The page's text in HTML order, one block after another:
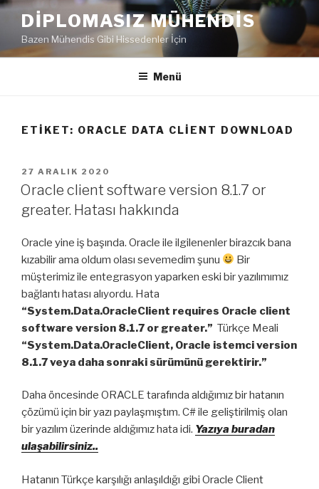
İçeriğe
DIPLOMASIZ MÜHENDIS
Bazen Mühendis Gibi Hissedenler İçin
Menü
ETIKET: ORACLE DATA CLIENT DOWNLOAD
YAYIM
TARIHI
27 ARALIK 2020
Oracle client software version 8.1.7 or
greater. Hatası hakkında
Oracle yine iş başında. Oracle ile ilgilenenler birazcık bana
kızabilir ama oldum olası sevemedim şunu
Bir
müşterimiz ile entegrasyon yaparken eski bir yazılımımız
bağlantı hatası alıyordu. Hata
“System.Data.OracleClient requires Oracle client
software version 8.1.7 or greater.” Türkçe Meali
“System.Data.OracleClient, Oracle istemci version
8.1.7 veya daha sonraki sürümünü gerektirir.”
Daha öncesinde ORACLE tarafında aldığımız bir hatanın
çözümü için bir yazı paylaşmıştım. C# ile geliştirilmiş olan
bir yazılım üzerinde aldığımız hata idi. Yazıya buradan
ulaşabilirsiniz..
Hatanın Türkçe karşılığı anlaşıldığı gibi Oracle Client